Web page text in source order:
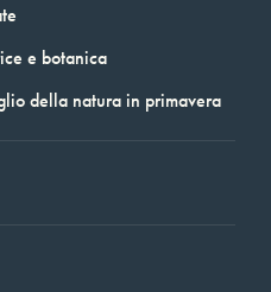
e botanica
della natura in primavera